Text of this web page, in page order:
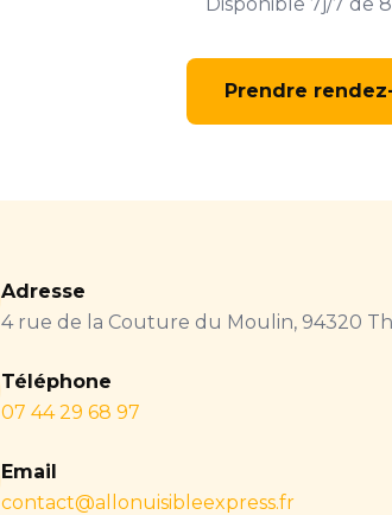
Prendre
Adresse
4 rue de la Couture du Moulin, 94320
Téléphone
07 44 29 68 97
Email
contact@allonuisibleexpress.fr